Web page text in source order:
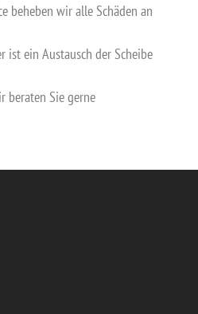
beheben wir alle Schäden an
ist ein Austausch der Scheibe
beraten Sie gerne